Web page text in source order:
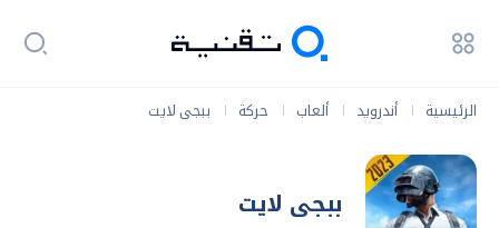
الرئيسية | أندرويد | ألعاب | حركة | ببجى لايت
ببجى لايت